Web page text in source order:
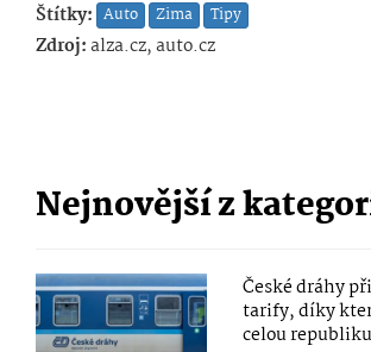
Štítky: Auto Zima Tipy
Zdroj:alza.cz, auto.cz
Nejnovější z
České dráhy
tarify, díky
celou